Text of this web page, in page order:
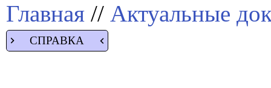
Главная // Актуальные
СПРАВКА